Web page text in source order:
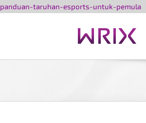
panduan-taruhan-esports-untuk-pemula